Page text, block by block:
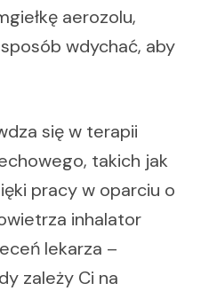
aerozolu,
wdychać, aby
się w terapii
takich jak
pracy w oparciu o
inhalator
lekarza –
zależy Ci na